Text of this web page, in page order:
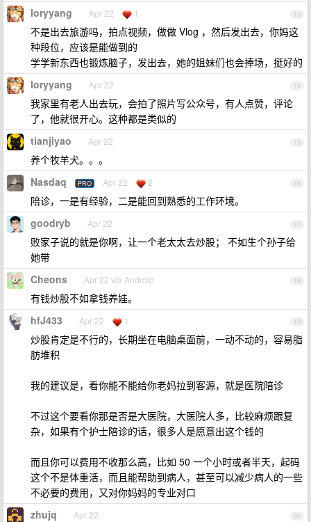
13
loryyang Apr 22 1
不是出去旅游吗，拍点视频，做做 Vlog ，然后发出去，你妈这
种段位，应该是能做到的
学学新东西也锻炼脑子，发出去，她的姐妹们也会捧场，挺好的
14
loryyang Apr 22
我家里有老人出去玩，会拍了照片写公众号，有人点赞，评论
了，他就很开心。这种都是类似的
15
tianjiyao Apr 22
养个牧羊犬。。。
16
Nasdaq PRO Apr 22 2
陪诊，一是有经验，二是能回到熟悉的工作环境。
17
goodryb Apr 22
败家子说的就是你啊，让一个老太太去炒股； 不如生个孙子给
她带
18
Cheons Apr 22 via Android
有钱炒股不如拿钱养娃。
19
hfJ433 Apr 22 1
炒股肯定是不行的，长期坐在电脑桌面前，一动不动的，容易脂
肪堆积
我的建议是，看你能不能给你老妈拉到客源，就是医院陪诊
不过这个要看你那是否是大医院，大医院人多，比较麻烦跟复
杂，如果有个护士陪诊的话，很多人是愿意出这个钱的
而且你可以费用不收那么高，比如 50 一个小时或者半天，起码
这个不是体重活，而且能帮助到病人，甚至可以减少病人的一些
不必要的费用，又对你妈妈的专业对口
20
zhujq Apr 22